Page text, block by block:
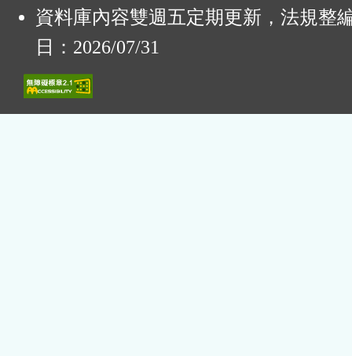
資料庫內容雙週五定期更新，法規整
日：2026/07/31